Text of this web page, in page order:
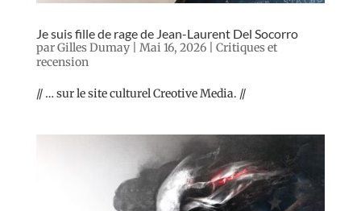
Je suis fille de rage de Jean-Laurent Del Socorro
parGilles Dumay| Mai 16, 2026| Critiques et
recension
// … sur le site culturel Creotive Media. //